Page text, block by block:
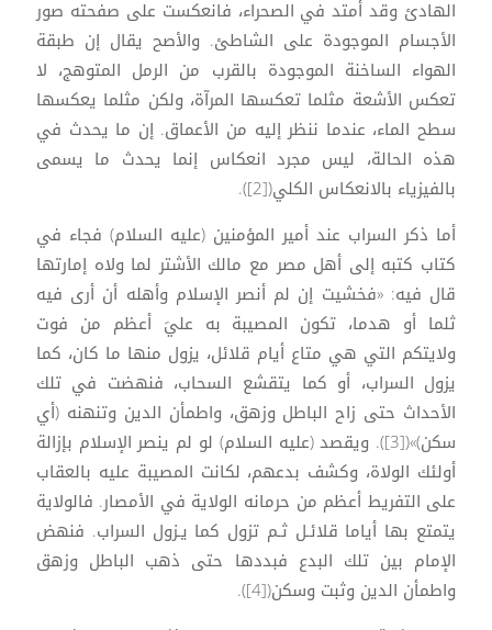
الهادئ وقد أمتد في الصحراء، فانعكست على صفحته صور
الأجسام الموجودة على الشاطئ. والأصح يقال إن طبقة
الهواء الساخنة الموجودة بالقرب من الرمل المتوهج، لا
تعكس الأشعة مثلما تعكسها المرآة، ولكن مثلما يعكسها
سطح الماء، عندما ننظر إليه من الأعماق. إن ما يحدث في
هذه الحالة، ليس مجرد انعكاس إنما يحدث ما يسمى
بالفيزياء بالانعكاس الكلي([2]).
أما ذكر السراب عند أمير المؤمنين (عليه السلام) فجاء في
كتاب كتبه إلى أهل مصر مع مالك الأشتر لما ولاه إمارتها
قال فيه: «فخشيت إن لم أنصر الإسلام وأهله أن أرى فيه
ثلما أو هدما، تكون المصيبة به عليَ أعظم من فوت
ولايتكم التي هي متاع أيام قلائل، يزول منها ما كان، كما
يزول السراب، أو كما يتقشع السحاب، فنهضت في تلك
الأحداث حتى زاح الباطل وزهق، واطمأن الدين وتنهنه (أي
سكن)»([3]). ويقصد (عليه السلام) لو لم ينصر الإسلام بإزالة
أولئك الولاة، وكشف بدعهم، لكانت المصيبة عليه بالعقاب
على التفريط أعظم من حرمانه الولاية في الأمصار. فالولاية
يتمتع بها أياما قلائـل ثـم تزول كما يـزول السراب. فنهض
الإمام بين تلك البدع فبددها حتى ذهب الباطل وزهق
واطمأن الدين وثبت وسكن([4]).